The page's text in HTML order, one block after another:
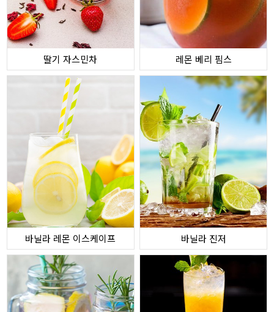
딸기 자스민차 레몬 베리 핌스
바닐라 레몬 이스케이프 바닐라 진저